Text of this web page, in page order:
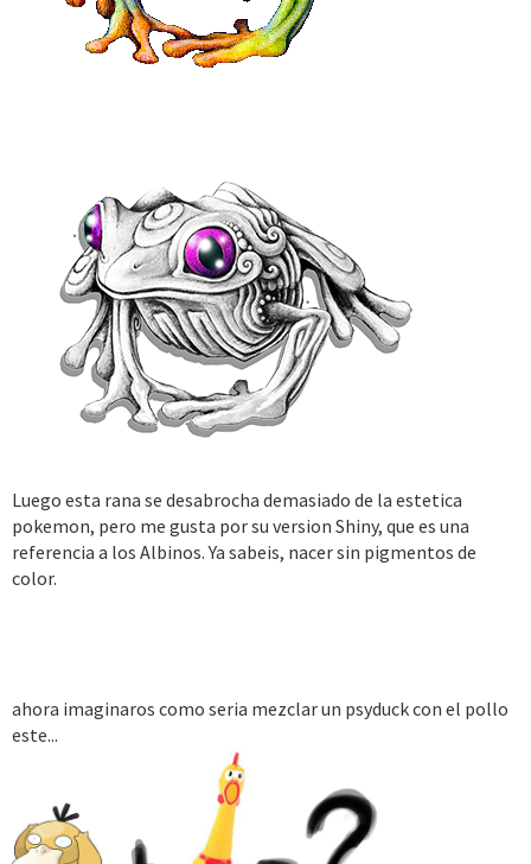
Luego esta rana se desabrocha demasiado de la estetica
pokemon, pero me gusta por su version Shiny, que es una
referencia a los Albinos. Ya sabeis, nacer sin pigmentos de
color.
ahora imaginaros como seria mezclar un psyduck con el pollo
este...